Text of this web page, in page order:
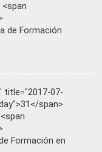
de Formación
title="2017-07-
span>
Formación en